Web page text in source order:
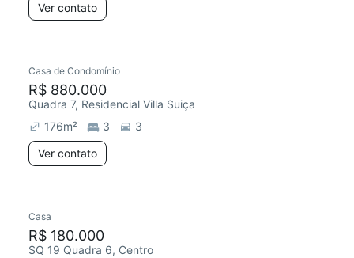
Ver contato
Casa de Condomínio
R$ 880.000
Quadra 7, Residencial Villa Suiça
176m² 3
3
Ver contato
Chegou este mês
Casa
R$ 180.000
SQ 19 Quadra 6, Centro